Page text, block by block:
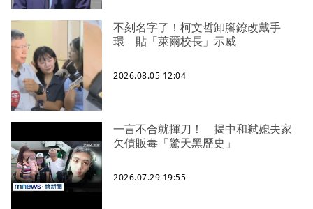
不刻名字了！柯文哲卸腳鐐改戴手
環 貼「萊爾校長」示威
2026.08.05 12:04
一言不合就揮刀！ 揭中和弒媳夫家
欠債販毒「驚天黑歷史」
2026.07.29 19:55